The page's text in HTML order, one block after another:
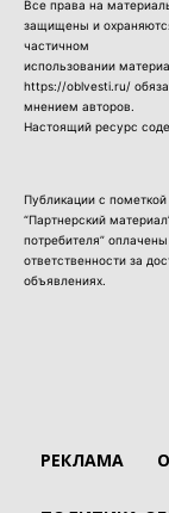
Все права на
защищены и
частичном
использовании
https://oblvesti.ru/
мнением авторов.
Настоящий ресурс
Публикации с пометкой
“Партнерский
потребителя”
ответственности за
объявлениях.
РЕКЛАМА